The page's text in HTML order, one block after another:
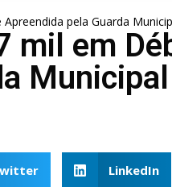
pela Guarda
mil em
LinkedIn